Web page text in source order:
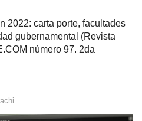
2022: carta porte, facultades
gubernamental (Revista
número 97. 2da